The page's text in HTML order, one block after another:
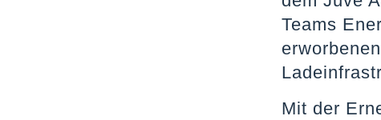
Teams
Mit der